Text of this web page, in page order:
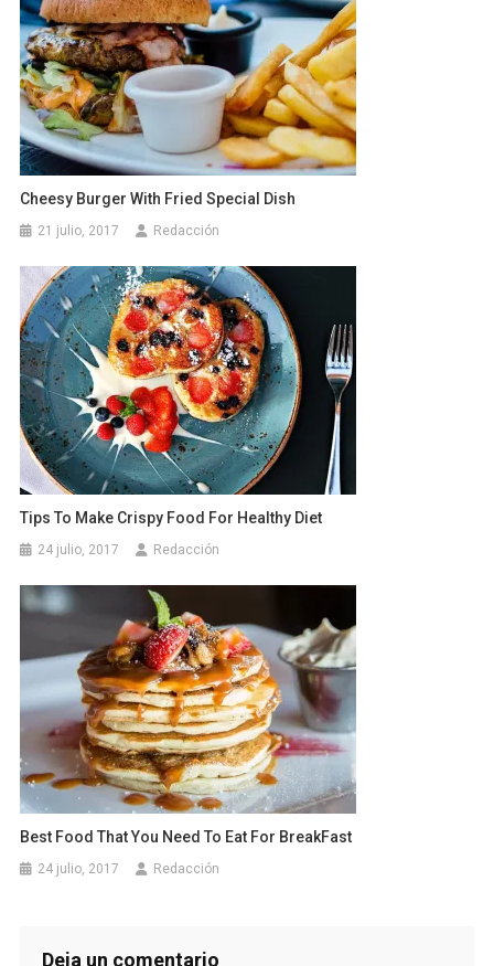
Cheesy Burger With Fried Special Dish
21 julio, 2017 Redacción
Tips To Make Crispy Food For Healthy Diet
24 julio, 2017 Redacción
Best Food That You Need To Eat For BreakFast
24 julio, 2017 Redacción
Deja un comentario